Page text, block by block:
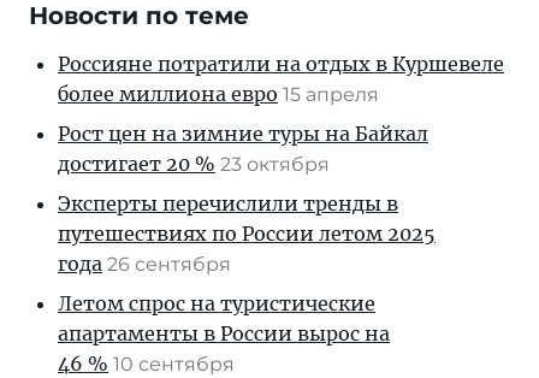
Новости по теме
Россияне потратили на отдых в Куршевеле
более миллиона евро 15 апреля
Рост цен на зимние туры на Байкал
достигает 20 % 23 октября
Эксперты перечислили тренды в
путешествиях по России летом 2025
года 26 сентября
Летом спрос на туристические
апартаменты в России вырос на
46 % 10 сентября